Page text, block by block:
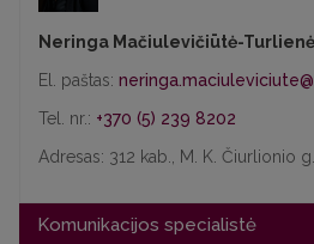
Neringa Mačiulevičiūtė-Turlienė
El. paštas:
Tel. nr.: +370 (5) 239 8202
Adresas: 312 kab., M. K. Čiurlionio
Komunikacijos specialistė